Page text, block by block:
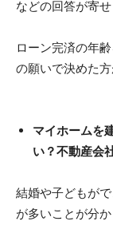
などの回答が寄せ
ローン完済の年
の願いで決めた
マイホームを
い？不動産会
結婚や子どもが
が多いことが分か